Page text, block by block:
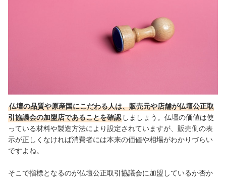
仏壇の品質や原産国にこだわる人は、販売元や店舗が仏壇公正取
引協議会の加盟店であることを確認 しましょう。仏壇の価値は使
っている材料や製造方法により設定されていますが、販売側の表
示が正しくなければ消費者には本来の価値や相場がわかりづらい
ですよね。
そこで指標となるのが仏壇公正取引協議会に加盟しているか否か